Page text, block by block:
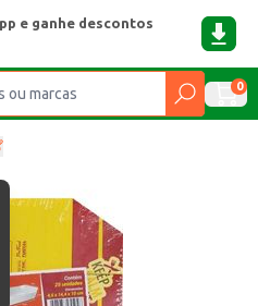
e ganhe descontos
0